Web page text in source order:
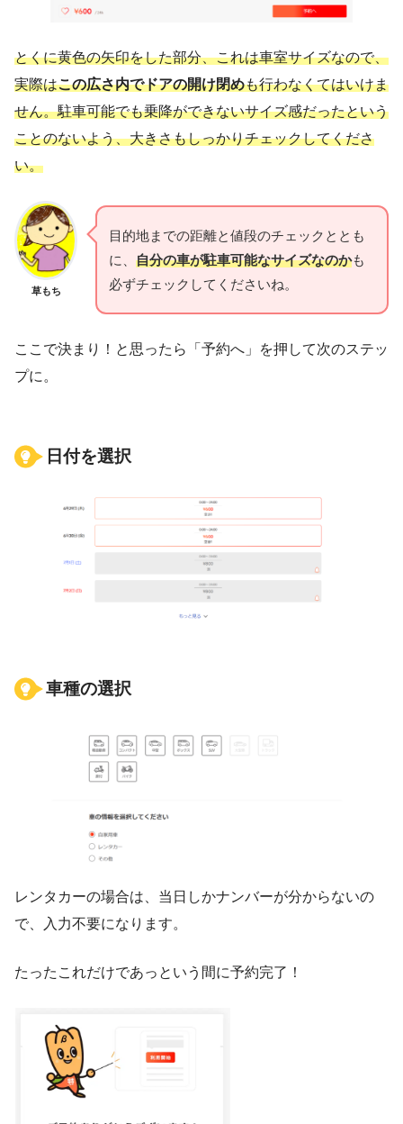
とくに黄色の矢印をした部分、これは車室サイズなので、
実際はこの広さ内でドアの開け閉めも行わなくてはいけま
せん。駐車可能でも乗降ができないサイズ感だったという
ことのないよう、大きさもしっかりチェックしてくださ
い。
草もち
目的地までの距離と値段のチェックととも
に、 自分の車が駐車可能なサイズなのかも
必ずチェックしてくださいね。
ここで決まり！と思ったら「予約へ」を押して次のステッ
プに。
日付を選択
車種の選択
レンタカーの場合は、当日しかナンバーが分からないの
で、入力不要になります。
たったこれだけであっという間に予約完了！